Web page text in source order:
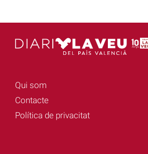
Qui som
Contacte
Política de privacitat